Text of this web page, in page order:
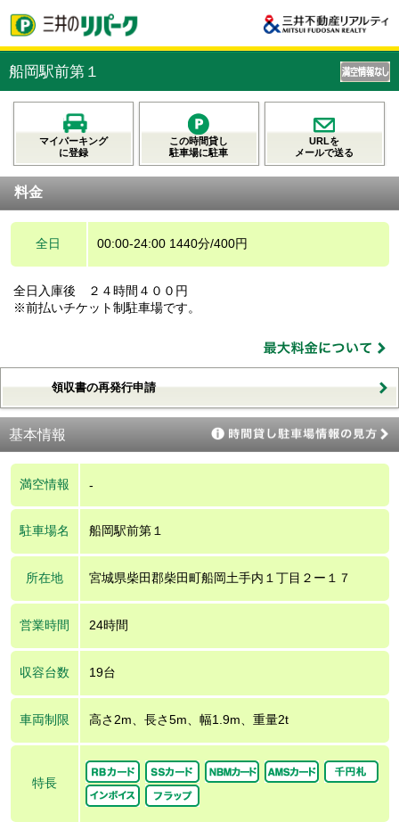
船岡駅前第１
マイパーキング
に登録
この時間貸し
駐車場に駐車
URLを
メールで送る
料金
全日 00:00-24:00 1440分/400円
全日入庫後 ２４時間４００円
※前払いチケット制駐車場です。
領収書の再発行申請
基本情報
満空情報 -
駐車場名 船岡駅前第１
所在地 宮城県柴田郡柴田町船岡土手内１丁目２ー１７
営業時間 24時間
収容台数 19台
車両制限 高さ2m、長さ5m、幅1.9m、重量2t
特長